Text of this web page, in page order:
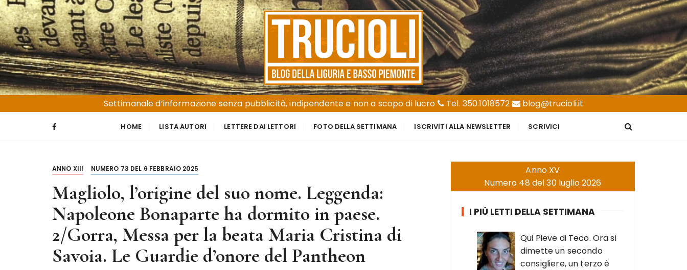
S
a
l
t
a
a
l
c
Trucioli
Liguria e Basso Piemonte
Settimanale d’informazione senza pubblicità, indipendente e non a scopo di lucro
Tel. 350.1018572 blog@trucioli.it
HOME LISTA AUTORI LETTERE DAI LETTORI FOTO DELLA SETTIMANA ISCRIVITI ALLA NEWSLETTER SCRIVICI
ANNO XIII NUMERO 73 DEL 6 FEBBRAIO 2025
Magliolo, l’origine del suo nome. Leggenda:
Napoleone Bonaparte ha dormito in paese.
2/Gorra, Messa per la beata Maria Cristina di
Savoia. Le Guardie d’onore del Pantheon
Anno XV
Numero 48 del 30 luglio 2026
I PIÙ LETTI DELLA SETTIMANA
Qui Pieve di Teco. Ora si
dimette un secondo
consigliere, un terzo è